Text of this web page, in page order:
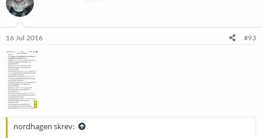
16 Jul 2016 #93
nordhagen skrev: